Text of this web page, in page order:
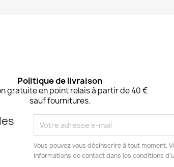
Politique de livraison
gratuite en point relais à partir de 40 €
sauf fournitures.
Vous pouvez vous désinscrire à tout moment.
informations de contact dans les conditions